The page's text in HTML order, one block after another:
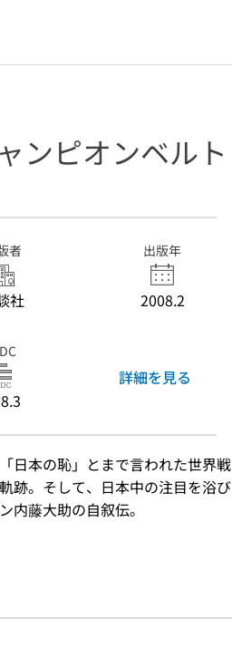
ンピオンベルト
者
社
出版年
2008.2
詳細を見る
日本の恥」とまで言われた世界戦
跡。そして、日本中の注目を浴び
藤大助の自叙伝。
へのリンク